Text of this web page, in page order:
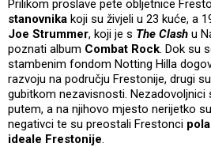
Prilikom proslave pete obljetnice
stanovnika koji su živjeli u 23 kuće, a
Joe Strummer, koji je s The Clash u
poznati album Combat Rock. Dok su
stambenim fondom Notting Hilla
razvoju na području Frestonije, drugi
gubitkom nezavisnosti.
putem, a na njihovo mjesto nerijetko
negativci te su preostali Frestonci
ideale Frestonije.